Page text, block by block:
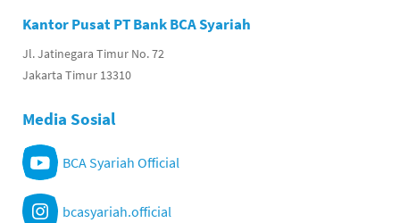
Kantor Pusat PT Bank BCA Syariah
Jl. Jatinegara Timur No. 72
Jakarta Timur 13310
Media Sosial
BCA Syariah Official
bcasyariah.official